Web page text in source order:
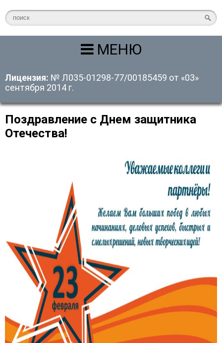
МЕНЮ
Лицензия: № Л035-01298-77/00185459 от «03»
сентября 2014 г.
Поздравление с Днем защитника
Отечества!